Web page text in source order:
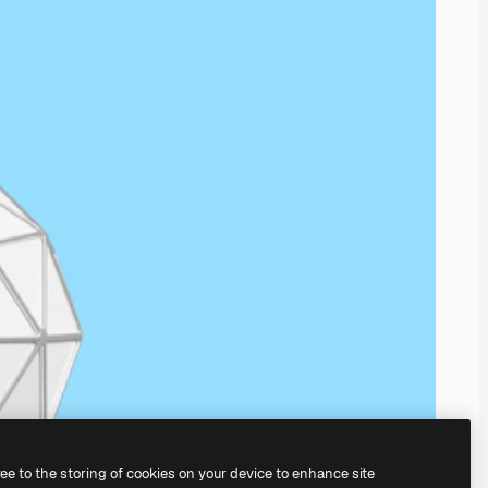
to the storing of cookies on your device to enhance site